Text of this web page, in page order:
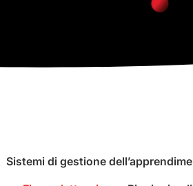
Sistemi di gestione